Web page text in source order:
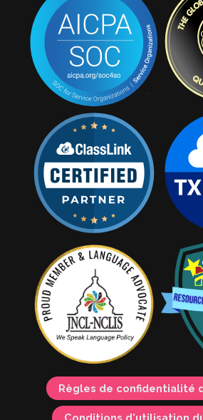
Règles de confidentialité
Conditions d'utilisation